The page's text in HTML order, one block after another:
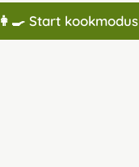
👩‍🍳 Start kookmodus